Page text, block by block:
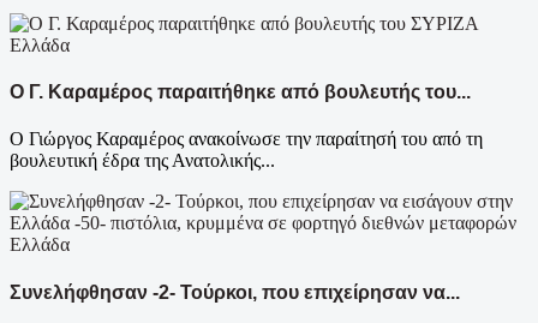
Ελλάδα
Ο Γ. Καραμέρος παραιτήθηκε από βουλευτής του...
Ο Γιώργος Καραμέρος ανακοίνωσε την παραίτησή του από τη
βουλευτική έδρα της Ανατολικής...
Ελλάδα
Συνελήφθησαν -2- Τούρκοι, που επιχείρησαν να...